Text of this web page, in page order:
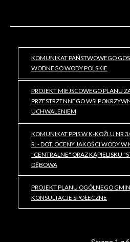
KOMUNIKAT PAŃSTWOWEGO
WODNEGO WODY POLSKIE
PROJEKT MIEJSCOWEGO PLANU
PRZESTRZENNEGO WSI
UCHWALENIEM
KOMUNIKAT PPIS W K-KOŹLU NR
R. - DOT. OCENY JAKOŚCI WODY W
"CENTRALNE" ORAZ KĄPIELISKU
DĘBOWA
PROJEKT PLANU OGÓLNEGO
KONSULTACJE SPOŁECZNE